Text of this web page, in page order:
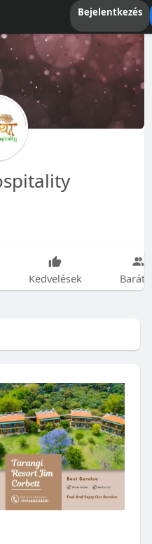
Bejelentkezés
Kedvelések